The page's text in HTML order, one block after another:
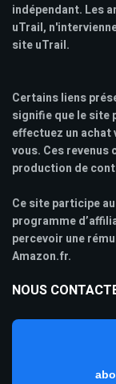
indépendant. Les
uTrail,
site uTrail.
Certains liens
signifie que le site
effectuez un achat
vous. Ces revenus
production de
Ce site participe au
programme
percevoir une
Amazon.fr.
NOUS